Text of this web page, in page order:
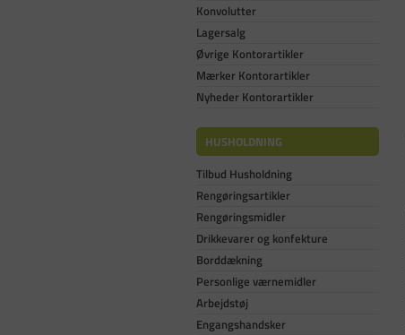
Konvolutter
Lagersalg
Øvrige Kontorartikler
Mærker Kontorartikler
Nyheder Kontorartikler
HUSHOLDNING
Tilbud Husholdning
Rengøringsartikler
Rengøringsmidler
Drikkevarer og konfekture
Borddækning
Personlige værnemidler
Arbejdstøj
Engangshandsker